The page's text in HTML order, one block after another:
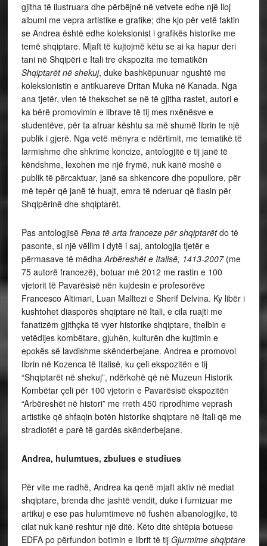
gjitha të ilustruara dhe përbëjnë në vetvete edhe një lloj
albumi me vepra artistike e grafike; dhe kjo për vetë faktin
se Andrea është edhe koleksionist i grafikës historike me
temë shqiptare. Mjaft të kujtojmë këtu se ai ka hapur deri
tani në Shqipëri e Itali tre ekspozita me tematikën
Shqiptarët në shekuj, duke bashkëpunuar ngushtë me
koleksionistin e antikuareve Dritan Muka në Kanada. Nga
ana tjetër, vlen të theksohet se në të gjitha rastet, autori e
ka bërë promovimin e librave të tij mes nxënësve e
studentëve, për ta afruar kështu sa më shumë librin te një
publik i gjerë. Nga vetë mënyra e ndërtimit, me tematikë të
larmishme dhe shkrime koncize, antologjitë e tij janë të
këndshme, lexohen me një frymë, nuk kanë moshë e
publik të përcaktuar, janë sa shkencore dhe popullore, për
më tepër që janë të huajt, emra të nderuar që flasin për
Shqipërinë dhe shqiptarët.
Pas antologjisë Pena të arta franceze për shqiptarëtdo të
pasonte, si një vëllim i dytë i saj, antologjia tjetër e
përmasave të mëdhaArbëreshët e Italisë, 1413-2007(me
75 autorë francezë), botuar më 2012 me rastin e 100
vjetorit të Pavarësisë nën kujdesin e profesorëve
Francesco Altimari, Luan Malltezi e Sherif Delvina. Ky libër i
kushtohet diasporës shqiptare në Itali, e cila ruajti me
fanatizëm gjithçka të vyer historike shqiptare, thelbin e
vetëdijes kombëtare, gjuhën, kulturën dhe kujtimin e
epokës së lavdishme skënderbejane. Andrea e promovoi
librin në Kozenca të Italisë, ku çeli ekspozitën e tij
“Shqiptarët në shekuj”, ndërkohë që në Muzeun Historik
Kombëtar çeli për 100 vjetorin e Pavarësisë ekspozitën
“Arbëreshët në histori” me rreth 450 riprodhime veprash
artistike që shfaqin botën historike shqiptare në Itali që me
stradiotët e parë të gardës skënderbejane.
Andrea, hulumtues, zbulues e studiues
Për vite me radhë, Andrea ka qenë mjaft aktiv në mediat
shqiptare, brenda dhe jashtë vendit, duke i furnizuar me
artikuj e ese pas hulumtimeve në fushën albanologjike, të
cilat nuk kanë reshtur një ditë. Këto ditë shtëpia botuese
EDFA po përfundon botimin e librit të tij Gjurmime shqiptare